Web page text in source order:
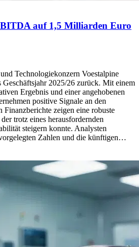
auf 1,5 Milliarden Euro
Technologiekonzern Voestalpine
2025/26 zurück. Mit einem
Ergebnis und einer angehobenen
positive Signale an den
zeigen eine robuste
trotz eines herausfordernden
steigern konnte. Analysten
Zahlen und die künftigen…